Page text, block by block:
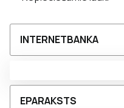
INTERNETBANKA
EPARAKSTS